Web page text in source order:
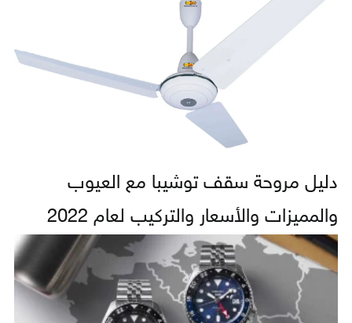
دليل مروحة سقف توشيبا مع العيوب
والمميزات والأسعار والتركيب لعام 2022